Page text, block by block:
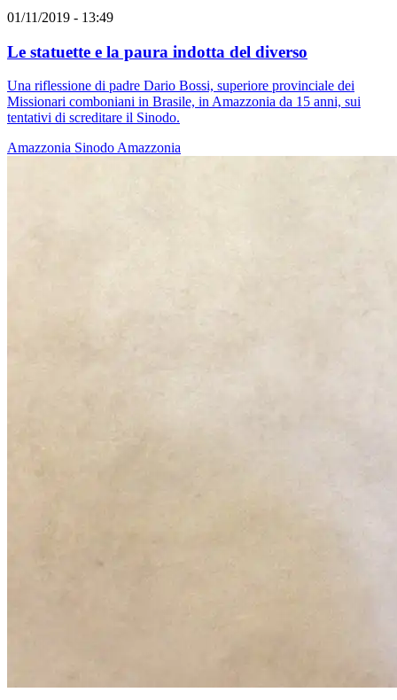
01/11/2019 - 13:49
Le statuette e la paura indotta del diverso
Una riflessione di padre Dario Bossi, superiore provinciale dei
Missionari comboniani in Brasile, in Amazzonia da 15 anni, sui
tentativi di screditare il Sinodo.
Amazzonia Sinodo Amazzonia